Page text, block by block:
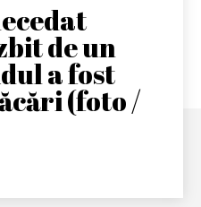
de un
a fost
(foto /